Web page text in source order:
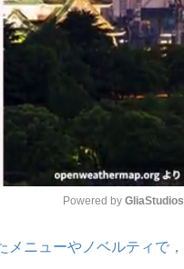
M
Powered by GliaStudios
ニューやノベルティで，